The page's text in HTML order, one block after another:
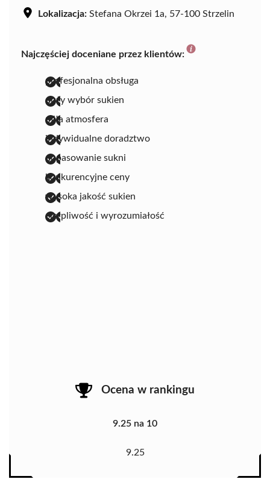
Lokalizacja: Stefana Okrzei 1a, 57-100 Strzelin
Najczęściej doceniane przez klientów:
profesjonalna obsługa
duży wybór sukien
miła atmosfera
indywidualne doradztwo
dopasowanie sukni
konkurencyjne ceny
wysoka jakość sukien
cierpliwość i wyrozumiałość
Ocena w rankingu
9.25 na 10
9.25